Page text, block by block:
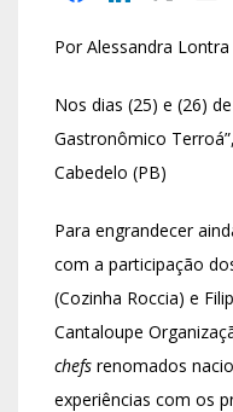
Por Alessandra Lontra
Nos dias (25) e (26)
Gastronômico
Cabedelo (PB)
Para engrandecer
com a participação
(Cozinha Roccia) e
Cantaloupe
chefs renomados
experiências com os